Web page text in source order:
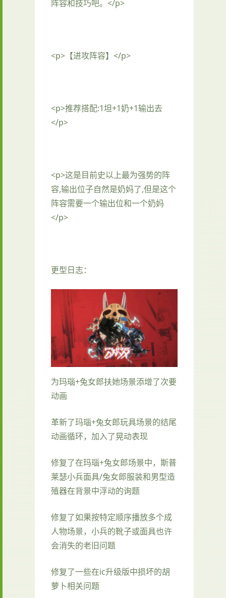
阵容和技巧吧。</p>
<p>【进攻阵容】</p>
<p>推荐搭配:1坦+1奶+1输出去
</p>
<p>这是目前史以上最为强势的阵
容,输出位子自然是奶妈了,但是这个
阵容需要一个输出位和一个奶妈
</p>
更型日志：
为玛瑙+兔女郎扶她场景添增了次要
动画
革新了玛瑙+兔女郎玩具场景的结尾
动画循环，加入了晃动表现
修复了在玛瑙+兔女郎场景中，斯普
莱瑟小兵面具/兔女郎服装和男型造
殖器在背景中浮动的询题
修复了如果按特定顺序播放多个成
人物场景，小兵的靴子或面具也许
会消失的老旧问题
修复了一些在ic升级版中损坏的胡
萝卜相关问题